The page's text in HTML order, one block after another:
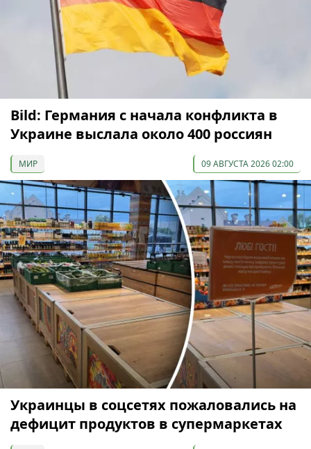
Bild: Германия с начала конфликта в
Украине выслала около 400 россиян
МИР 09 АВГУСТА 2026 02:00
Украинцы в соцсетях пожаловались на
дефицит продуктов в супермаркетах